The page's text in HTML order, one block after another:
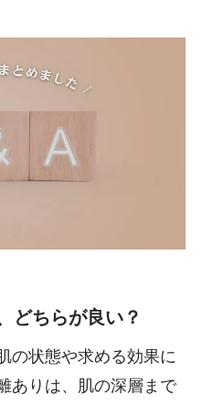
どちらが良い？
の状態や求める効果に
ありは、肌の深層まで